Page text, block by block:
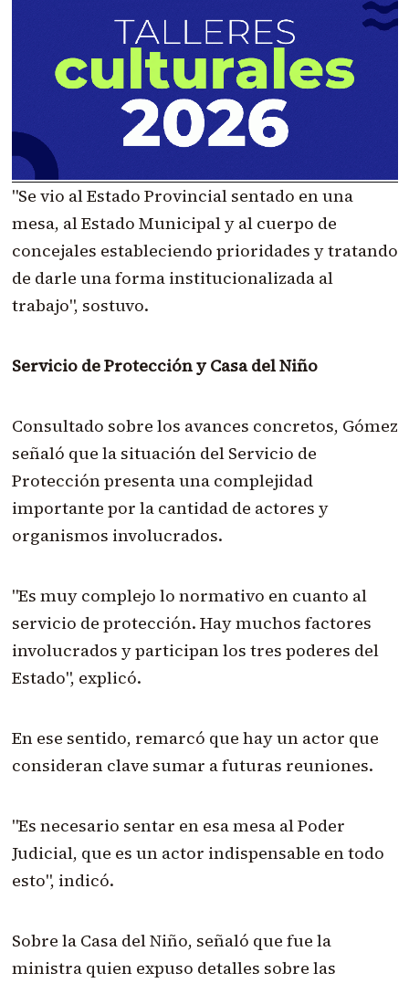
"Se vio al Estado Provincial sentado en una
mesa, al Estado Municipal y al cuerpo de
concejales estableciendo prioridades y tratando
de darle una forma institucionalizada al
trabajo", sostuvo.
Servicio de Protección y Casa del Niño
Consultado sobre los avances concretos, Gómez
señaló que la situación del Servicio de
Protección presenta una complejidad
importante por la cantidad de actores y
organismos involucrados.
"Es muy complejo lo normativo en cuanto al
servicio de protección. Hay muchos factores
involucrados y participan los tres poderes del
Estado", explicó.
En ese sentido, remarcó que hay un actor que
consideran clave sumar a futuras reuniones.
"Es necesario sentar en esa mesa al Poder
Judicial, que es un actor indispensable en todo
esto", indicó.
Sobre la Casa del Niño, señaló que fue la
ministra quien expuso detalles sobre las